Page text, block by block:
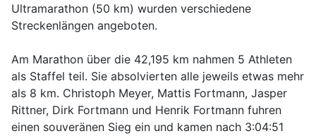
Ultramarathon (50 km) wurden verschiedene
Streckenlängen angeboten.
Am Marathon über die 42,195 km nahmen 5 Athleten
als Staffel teil. Sie absolvierten alle jeweils etwas mehr
als 8 km. Christoph Meyer, Mattis Fortmann, Jasper
Rittner, Dirk Fortmann und Henrik Fortmann fuhren
einen souveränen Sieg ein und kamen nach 3:04:51